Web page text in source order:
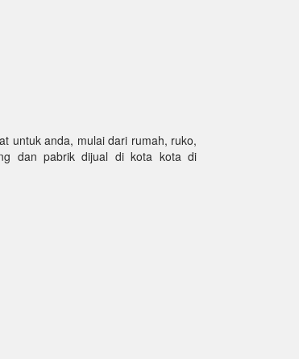
untuk anda, mulai dari rumah, ruko,
dan pabrik dijual di kota kota di